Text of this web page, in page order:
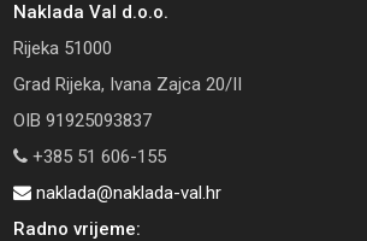
Naklada Val d.o.o.
Rijeka 51000
Grad Rijeka, Ivana Zajca 20/II
OIB 91925093837
+385 51 606-155
naklada@naklada-val.hr
Radno vrijeme: